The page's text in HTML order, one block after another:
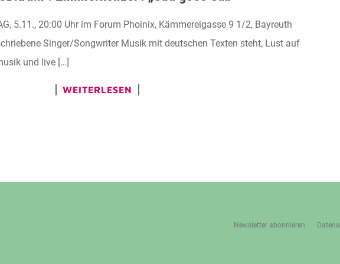
5.11., 20:00 Uhr im Forum Phoinix, Kämmereigasse 9 1/2, Bayreuth
Singer/Songwriter Musik mit deutschen Texten steht, Lust auf
und live […]
WEITERLESEN
Newsletter abonnieren